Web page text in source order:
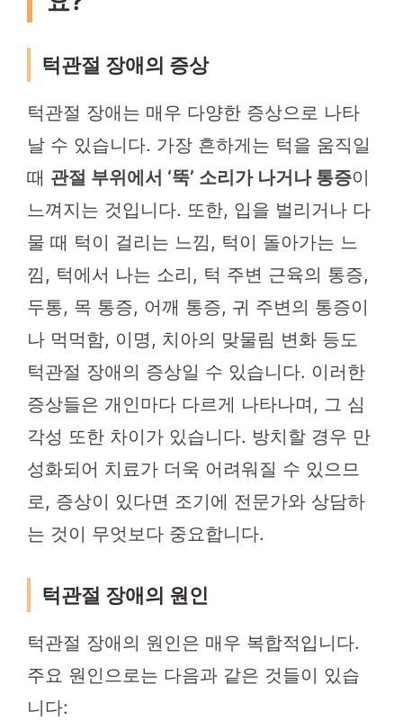
턱관절 장애의 증상
턱관절 장애는 매우 다양한 증상으로 나타
날 수 있습니다. 가장 흔하게는 턱을 움직일
때 관절 부위에서 ‘뚝’ 소리가 나거나 통증이
느껴지는 것입니다. 또한, 입을 벌리거나 다
물 때 턱이 걸리는 느낌, 턱이 돌아가는 느
낌, 턱에서 나는 소리, 턱 주변 근육의 통증,
두통, 목 통증, 어깨 통증, 귀 주변의 통증이
나 먹먹함, 이명, 치아의 맞물림 변화 등도
턱관절 장애의 증상일 수 있습니다. 이러한
증상들은 개인마다 다르게 나타나며, 그 심
각성 또한 차이가 있습니다. 방치할 경우 만
성화되어 치료가 더욱 어려워질 수 있으므
로, 증상이 있다면 조기에 전문가와 상담하
는 것이 무엇보다 중요합니다.
턱관절 장애의 원인
턱관절 장애의 원인은 매우 복합적입니다.
주요 원인으로는 다음과 같은 것들이 있습
니다: